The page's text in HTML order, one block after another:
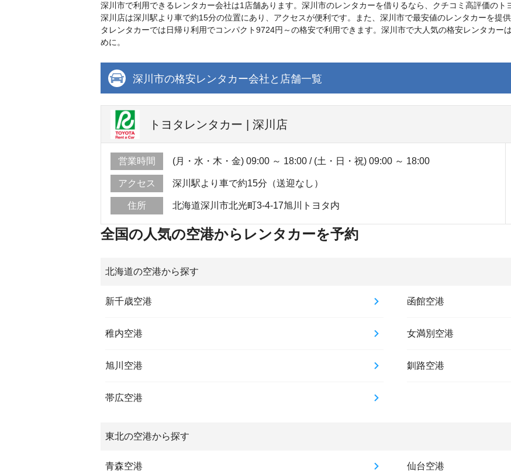
深川市で利用できるレンタカー会社は1店舗あります。深川市のレンタカーを借りるなら、クチコミ高評価の
深川店は深川駅より車で約15分の位置にあり、アクセスが便利です。また、深川市で最安値のレンタカーを提
タレンタカーでは日帰り利用でコンパクト9724円～の格安で利用できます。深川市で大人気の格安レンタカー
めに。
深川市の格安レンタカー会社と店舗一覧
トヨタレンタカー | 深川店
営業時間 (月・水・木・金) 09:00 ～ 18:00 / (土・日・祝) 09:00 ～ 18:00
アクセス 深川駅より車で約15分（送迎なし）
住所 北海道深川市北光町3-4-17旭川トヨタ内
全国の人気の空港からレンタカーを予約
北海道の空港から探す
新千歳空港 函館空港
稚内空港 女満別空港
旭川空港 釧路空港
帯広空港
東北の空港から探す
青森空港 仙台空港